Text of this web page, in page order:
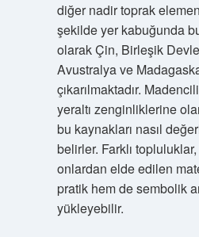
diğer nadir toprak
şekilde yer kabuğunda
olarak Çin, Birleşik
Avustralya ve
çıkarılmaktadır.
yeraltı zenginliklerine
bu kaynakları nasıl
belirler. Farklı
onlardan elde edilen
pratik hem de sembolik
yükleyebilir.